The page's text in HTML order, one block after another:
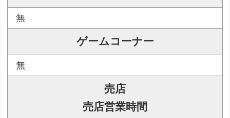
無
ゲームコーナー
無
売店
売店営業時間